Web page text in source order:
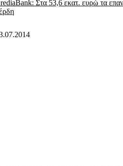
Στα 53,6 εκατ. ευρώ τα